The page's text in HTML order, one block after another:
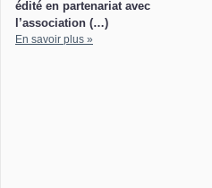
édité en partenariat avec
l’association (…)
En savoir plus »